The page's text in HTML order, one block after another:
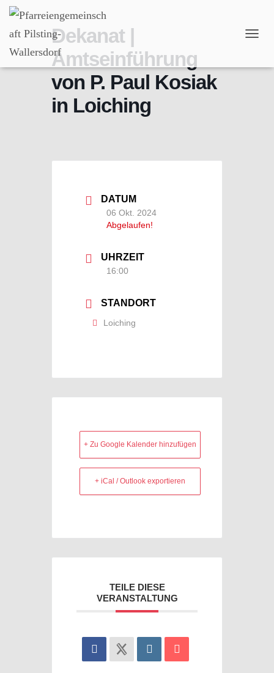
V
Dekanat |
Amtseinführung
von P. Paul Kosiak
in Loiching
DATUM
06 Okt. 2024
Abgelaufen!
UHRZEIT
16:00
STANDORT
Loiching
+ Zu Google Kalender hinzufügen
+ iCal / Outlook exportieren
TEILE DIESE
VERANSTALTUNG